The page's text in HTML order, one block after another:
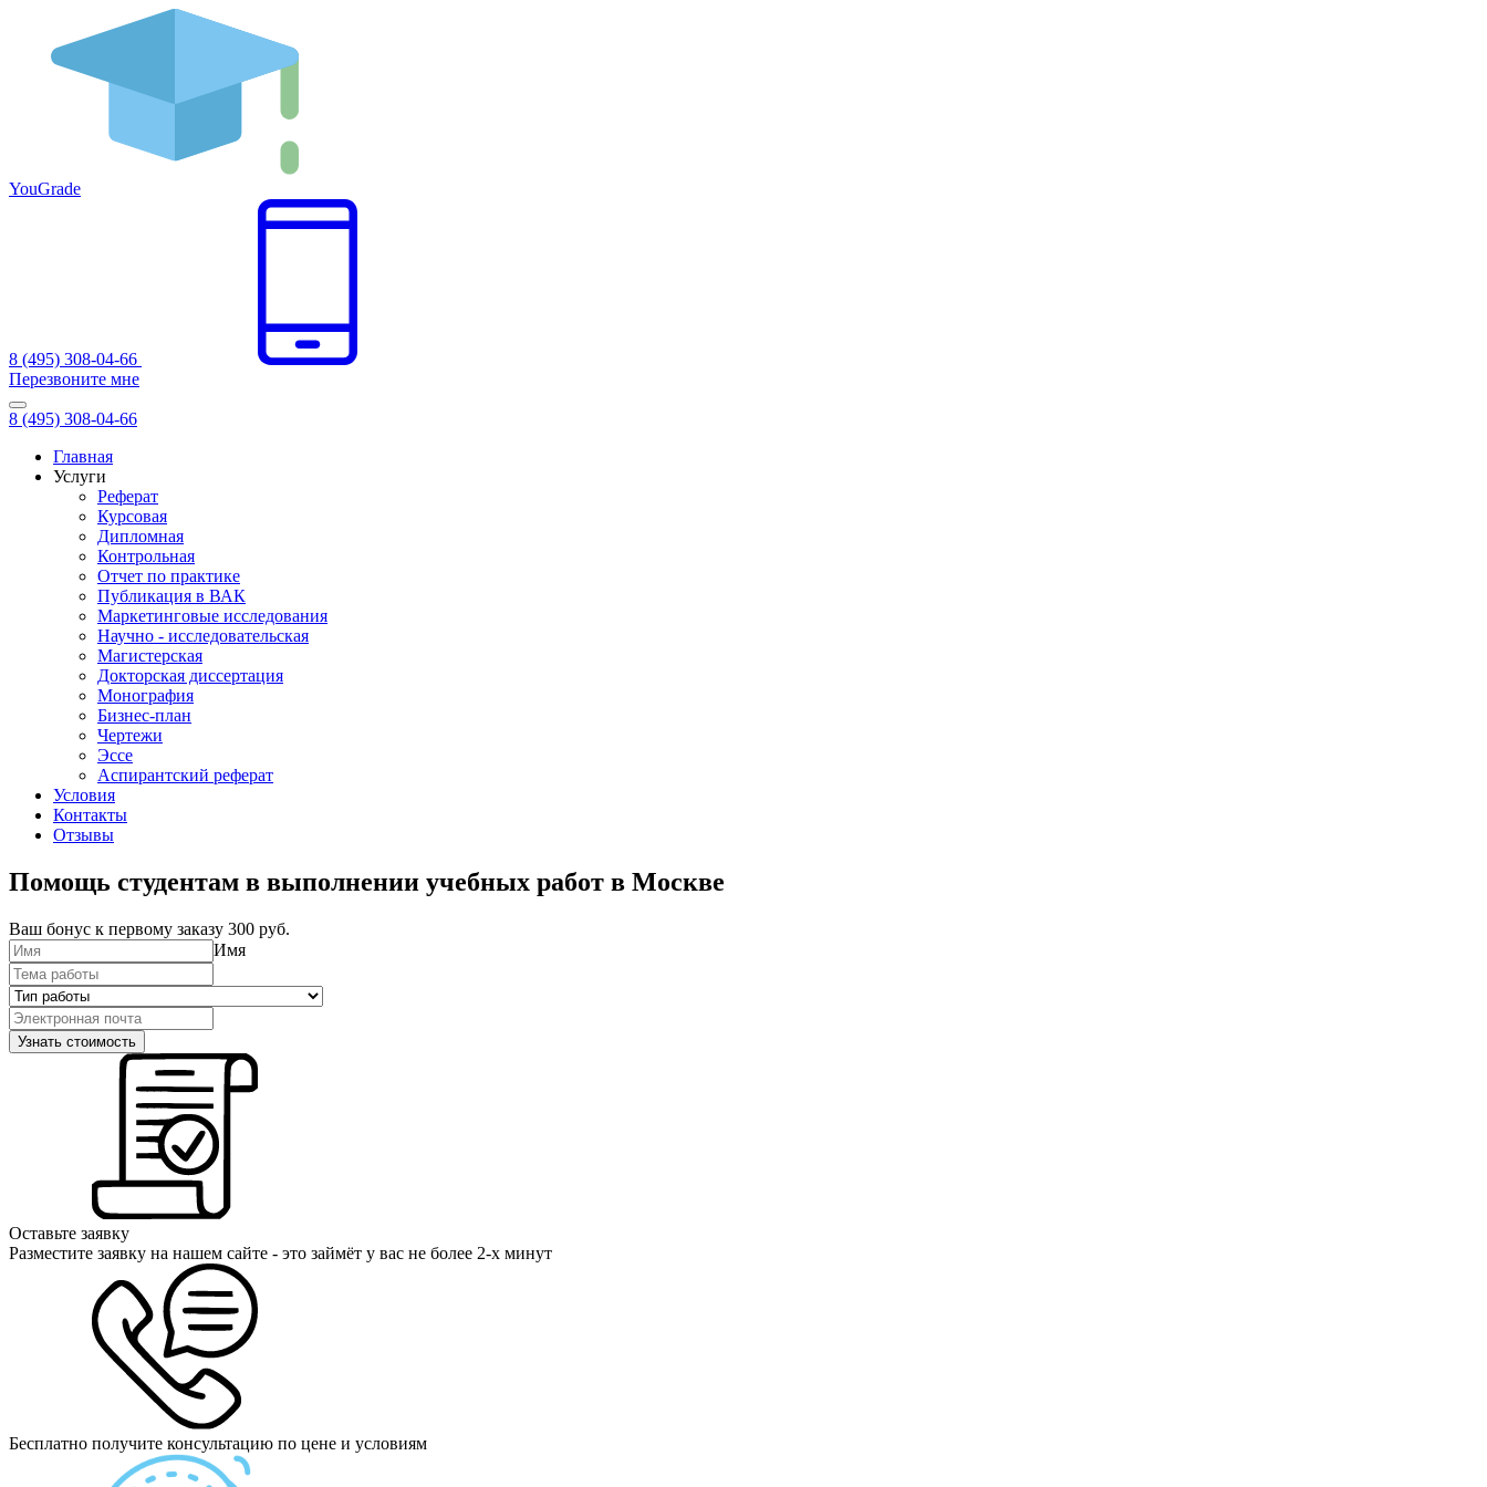
YouGrade
8 (495) 308-04-66
Перезвоните мне
8 (495) 308-04-66
Главная
Услуги
Реферат
Курсовая
Дипломная
Контрольная
Отчет по практике
Публикация в ВАК
Маркетинговые исследования
Научно - исследовательская
Магистерская
Докторская диссертация
Монография
Бизнес-план
Чертежи
Эссе
Аспирантский реферат
Условия
Контакты
Отзывы
Помощь студентам в выполнении учебных работ в Москве
Ваш бонус к первому заказу 300 руб.
Имя
Оставьте заявку
Разместите заявку на нашем сайте - это займёт у вас не более 2-х минут
Бесплатно получите консультацию по цене и условиям